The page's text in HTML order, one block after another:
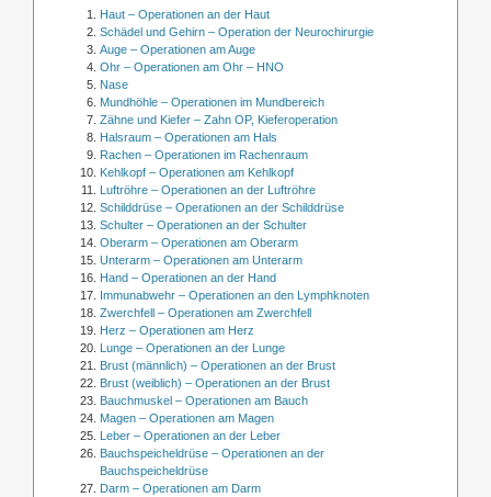
Haut – Operationen an der Haut
Schädel und Gehirn – Operation der Neurochirurgie
Auge – Operationen am Auge
Ohr – Operationen am Ohr – HNO
Nase
Mundhöhle – Operationen im Mundbereich
Zähne und Kiefer – Zahn OP, Kieferoperation
Halsraum – Operationen am Hals
Rachen – Operationen im Rachenraum
Kehlkopf – Operationen am Kehlkopf
Luftröhre – Operationen an der Luftröhre
Schilddrüse – Operationen an der Schilddrüse
Schulter – Operationen an der Schulter
Oberarm – Operationen am Oberarm
Unterarm – Operationen am Unterarm
Hand – Operationen an der Hand
Immunabwehr – Operationen an den Lymphknoten
Zwerchfell – Operationen am Zwerchfell
Herz – Operationen am Herz
Lunge – Operationen an der Lunge
Brust (männlich) – Operationen an der Brust
Brust (weiblich) – Operationen an der Brust
Bauchmuskel – Operationen am Bauch
Magen – Operationen am Magen
Leber – Operationen an der Leber
Bauchspeicheldrüse – Operationen an der
Bauchspeicheldrüse
Darm – Operationen am Darm